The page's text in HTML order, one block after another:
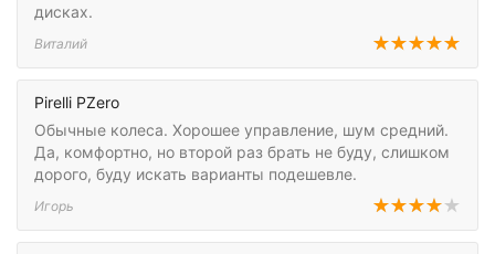
дисках.
Виталий
Pirelli PZero
Обычные колеса. Хорошее управление, шум средний.
Да, комфортно, но второй раз брать не буду, слишком
дорого, буду искать варианты подешевле.
Игорь